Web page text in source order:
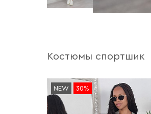
Костюмы спортшик
NEW 30%